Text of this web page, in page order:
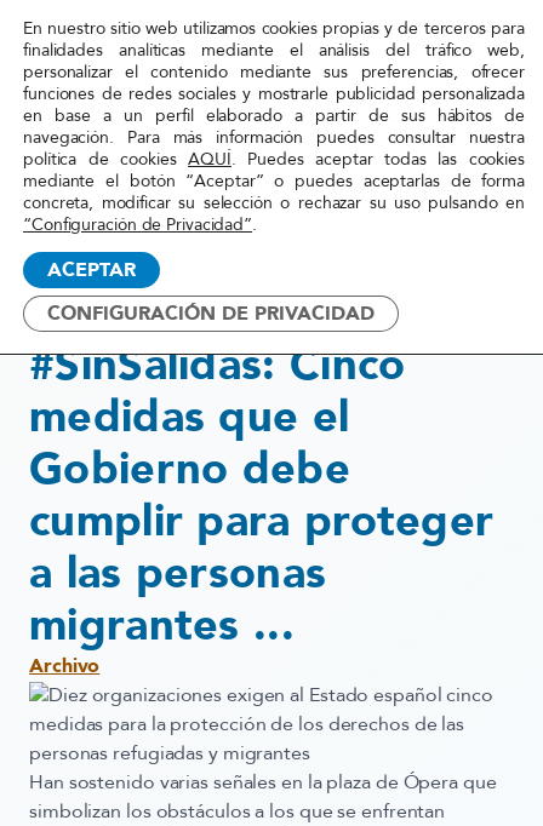
Red
Acoge
Inicio»Actualidad» #SinSalidas: Cinco medidas
que el Gobierno debe cumplir
para proteger a las personas
7 junio, 2017
#SinSalidas: Cinco
medidas que el
Gobierno debe
cumplir para proteger
a las personas
migrantes ...
Archivo
Diez organizaciones exigen al Estado español cinco
medidas para la protección de losderechos de las
personas refugiadas y migrantes
Han sostenido varias señales en la plaza de Ópera que
simbolizan los obstáculos a los que se enfrentan
En nuestro sitio web utilizamos cookies propias y de terceros para
finalidades analíticas mediante el análisis del tráfico web,
personalizar el contenido mediante sus preferencias, ofrecer
funciones de redes sociales y mostrarle publicidad personalizada
en base a un perfil elaborado a partir de sus hábitos de
navegación. Para más información puedes consultar nuestra
política de cookiesAQUÍ. Puedes aceptar todas las cookies
mediante el botón “Aceptar” o puedes aceptarlas de forma
concreta, modificar su selección o rechazar su uso pulsando en
“Configuración de Privacidad”.
ACEPTAR
CONFIGURACIÓN DE PRIVACIDAD